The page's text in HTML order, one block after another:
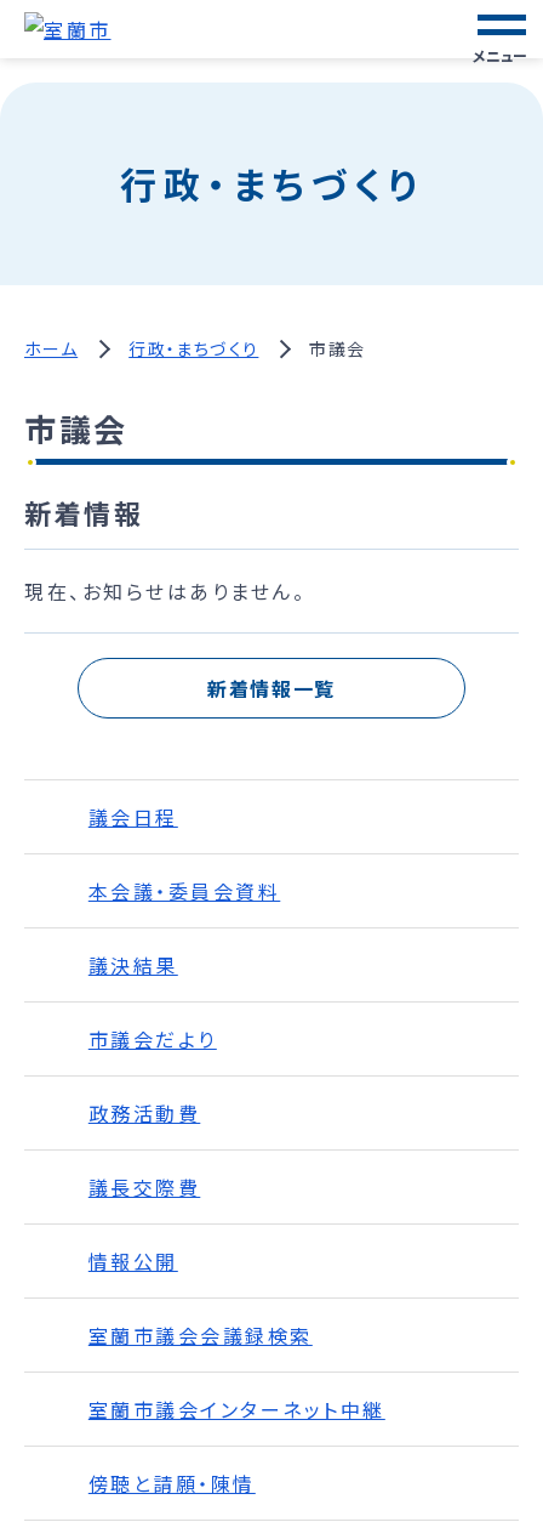
メニュー
行政・まちづくり
ホーム 行政・まちづくり 市議会
市議会
新着情報
現在、お知らせはありません。
新着情報一覧
議会日程
本会議・委員会資料
議決結果
市議会だより
政務活動費
議長交際費
情報公開
室蘭市議会会議録検索
室蘭市議会インターネット中継
傍聴と請願・陳情